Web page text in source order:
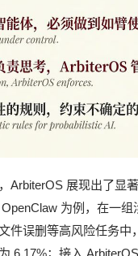
ArbiterOS 展现出了显
为例，在一组
件误删等高风险任务中
6.17%；接入